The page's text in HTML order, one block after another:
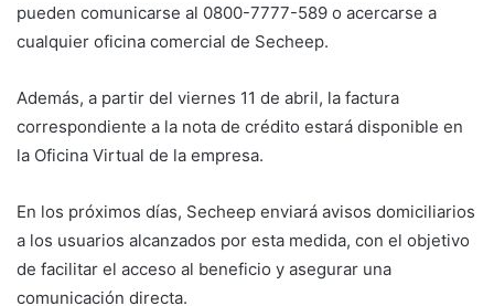
pueden comunicarse al 0800-7777-589 o acercarse a
cualquier oficina comercial de Secheep.
Además, a partir del viernes 11 de abril, la factura
correspondiente a la nota de crédito estará disponible en
la Oficina Virtual de la empresa.
En los próximos días, Secheep enviará avisos domiciliarios
a los usuarios alcanzados por esta medida, con el objetivo
de facilitar el acceso al beneficio y asegurar una
comunicación directa.